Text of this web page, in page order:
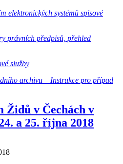
elektronických systémů spisové
právních předpisů, přehled
služby
archivu – Instrukce pro případ
Židů v Čechách v
a 25. října 2018